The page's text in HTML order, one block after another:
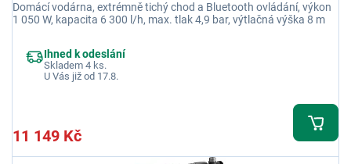
Domácí vodárna, extrémně tichý chod a Bluetooth ovládání, výkon
1 050 W, kapacita 6 300 l/h, max. tlak 4,9 bar, výtlačná výška 8 m
Ihned k odeslání
Skladem 4 ks.
U Vás již od 17.8.
11 149 Kč